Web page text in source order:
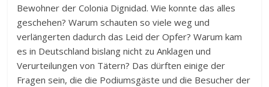
Bewohner der Colonia Dignidad. Wie konnte das alles
geschehen? Warum schauten so viele weg und
verlängerten dadurch das Leid der Opfer? Warum kam
es in Deutschland bislang nicht zu Anklagen und
Verurteilungen von Tätern? Das dürften einige der
Fragen sein, die die Podiumsgäste und die Besucher der